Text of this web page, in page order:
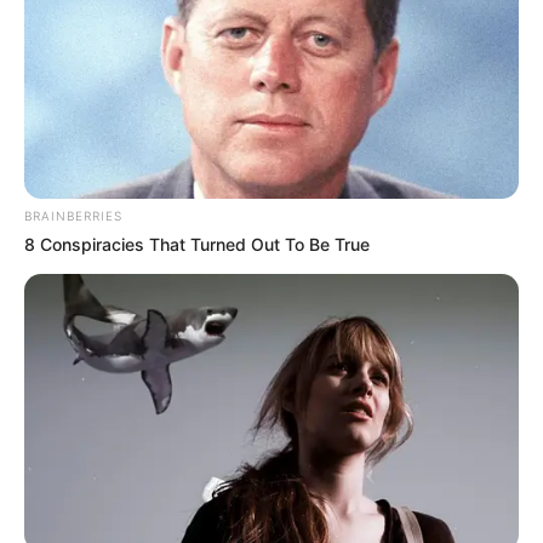
Base Turf solide et logique du
Tiercé Quinté du jour
BRAINBERRIES
8 Conspiracies That Turned Out To Be True